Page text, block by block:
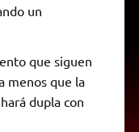
un
que siguen
menos que la
dupla con